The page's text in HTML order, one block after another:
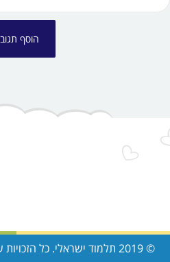
© 2019 תלמוד ישראלי. כל הזכויות שמורות.